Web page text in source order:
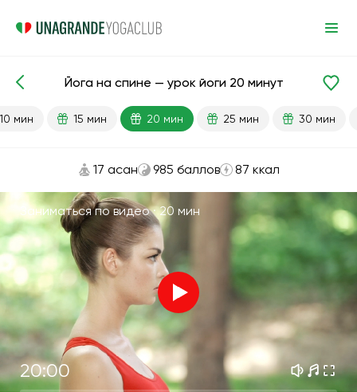
Готовые уроки Расслабление
Йога на спине — урок йоги 20 минут
10 мин 15 мин 20 мин 25 мин 30 мин
17 асан 985 баллов 87 ккал
Заниматься по видео ·20 мин
20:00